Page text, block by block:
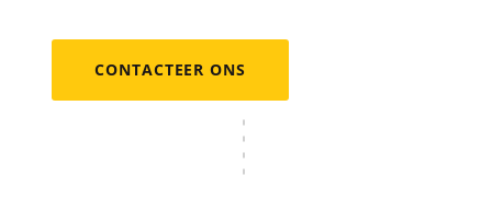
CONTACTEER ONS